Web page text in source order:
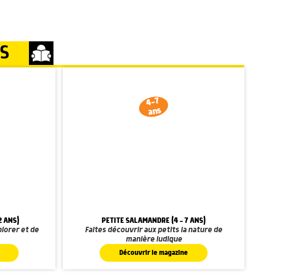
ANS)
et de
4-7
ans
PETITE SALAMANDRE (4 - 7 ANS)
Faites découvrir aux petits la nature de
manière ludique
Découvrir le magazine